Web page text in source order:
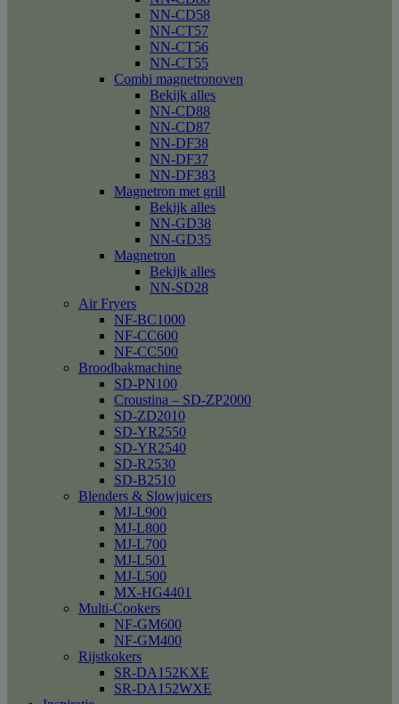
NN-CD58
NN-CT57
NN-CT56
NN-CT55
Combi magnetronoven
Bekijk alles
NN-CD88
NN-CD87
NN-DF38
NN-DF37
NN-DF383
Magnetron met grill
Bekijk alles
NN-GD38
NN-GD35
Magnetron
Bekijk alles
NN-SD28
Air Fryers
NF-BC1000
NF-CC600
NF-CC500
Broodbakmachine
SD-PN100
Croustina – SD-ZP2000
SD-ZD2010
SD-YR2550
SD-YR2540
SD-R2530
SD-B2510
Blenders & Slowjuicers
MJ-L900
MJ-L800
MJ-L700
MJ-L501
MJ-L500
MX-HG4401
Multi-Cookers
NF-GM600
NF-GM400
Rijstkokers
SR-DA152KXE
SR-DA152WXE